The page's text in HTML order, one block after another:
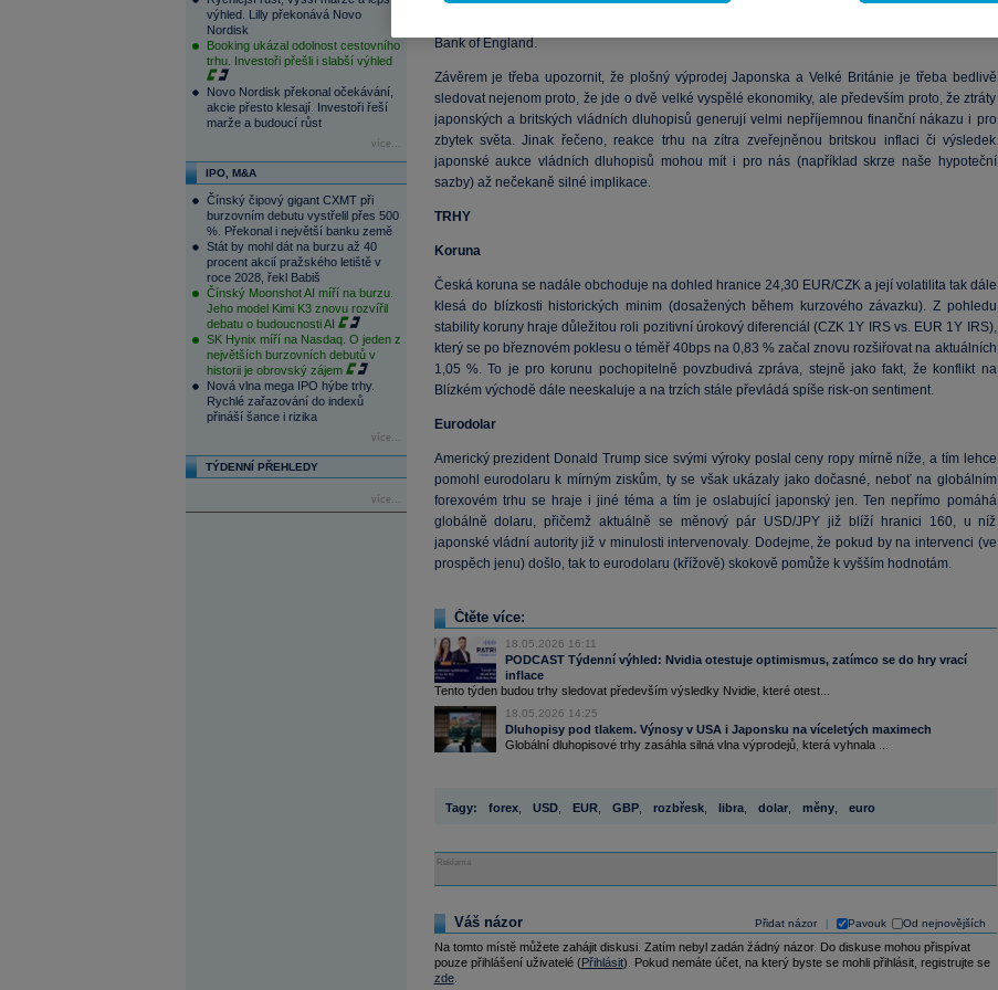
výhled. Lilly překonává Novo
Nordisk
Booking ukázal odolnost cestovního
trhu. Investoři přešli i slabší výhled
Novo Nordisk překonal očekávání,
akcie přesto klesají. Investoři řeší
marže a budoucí růst
více...
IPO, M&A
Čínský čipový gigant CXMT při
burzovním debutu vystřelil přes 500
%. Překonal i největší banku země
Stát by mohl dát na burzu až 40
procent akcií pražského letiště v
roce 2028, řekl Babiš
Čínský Moonshot AI míří na burzu.
Jeho model Kimi K3 znovu rozvířil
debatu o budoucnosti AI
SK Hynix míří na Nasdaq. O jeden z
největších burzovních debutů v
historii je obrovský zájem
Nová vlna mega IPO hýbe trhy.
Rychlé zařazování do indexů
přináší šance i rizika
více...
TÝDENNÍ PŘEHLEDY
více...
Bank of England.
Závěrem je třeba upozornit, že plošný výprodej Japonska a Velké Británie je třeba bedlivě
sledovat nejenom proto, že jde o dvě velké vyspělé ekonomiky, ale především proto, že ztráty
japonských a britských vládních dluhopisů generují velmi nepříjemnou finanční nákazu i pro
zbytek světa. Jinak řečeno, reakce trhu na zítra zveřejněnou britskou inflaci či výsledek
japonské aukce vládních dluhopisů mohou mít i pro nás (například skrze naše hypoteční
sazby) až nečekaně silné implikace.
TRHY
Koruna
Česká koruna se nadále obchoduje na dohled hranice 24,30 EUR/CZK a její volatilita tak dále
klesá do blízkosti historických minim (dosažených během kurzového závazku). Z pohledu
stability koruny hraje důležitou roli pozitivní úrokový diferenciál (CZK 1Y IRS vs. EUR 1Y IRS),
který se po březnovém poklesu o téměř 40bps na 0,83 % začal znovu rozšiřovat na aktuálních
1,05 %. To je pro korunu pochopitelně povzbudivá zpráva, stejně jako fakt, že konflikt na
Blízkém východě dále neeskaluje a na trzích stále převládá spíše risk-on sentiment.
Eurodolar
Americký prezident Donald Trump sice svými výroky poslal ceny ropy mírně níže, a tím lehce
pomohl eurodolaru k mírným ziskům, ty se však ukázaly jako dočasné, neboť na globálním
forexovém trhu se hraje i jiné téma a tím je oslabující japonský jen. Ten nepřímo pomáhá
globálně dolaru, přičemž aktuálně se měnový pár USD/JPY již blíží hranici 160, u níž
japonské vládní autority již v minulosti intervenovaly. Dodejme, že pokud by na intervenci (ve
prospěch jenu) došlo, tak to eurodolaru (křížově) skokově pomůže k vyšším hodnotám.
Čtěte více:
18.05.2026 16:11
PODCAST Týdenní výhled: Nvidia otestuje optimismus, zatímco se do hry vrací
inflace
Tento týden budou trhy sledovat především výsledky Nvidie, které otest...
18.05.2026 14:25
Dluhopisy pod tlakem. Výnosy v USA i Japonsku na víceletých maximech
Globální dluhopisové trhy zasáhla silná vlna výprodejů, která vyhnala ...
Tagy: forex, USD, EUR, GBP, rozbřesk, libra, dolar, měny, euro
Reklama
Přidat názor Pavouk Od nejnovějších
Váš názor
Na tomto místě můžete zahájit diskusi. Zatím nebyl zadán žádný názor. Do diskuse mohou přispívat
pouze přihlášení uživatelé (Přihlásit). Pokud nemáte účet, na který byste se mohli přihlásit, registrujte se
zde.